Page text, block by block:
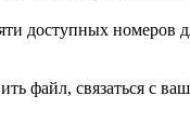
доступных номеров
файл, связаться с